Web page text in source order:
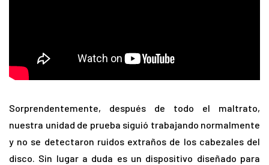
Sorprendentemente, después de todo el maltrato,
nuestra unidad de prueba siguió trabajando normalmente
y no se detectaron ruidos extraños de los cabezales del
disco. Sin lugar a duda es un dispositivo diseñado para